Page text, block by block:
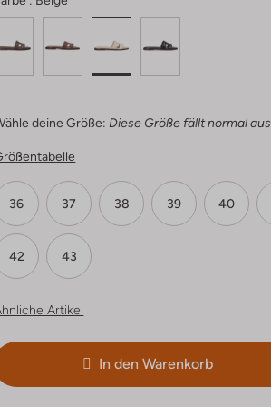
deine Größe: Diese Größe fällt normal aus
36 37 38 39 40
42 43
Artikel
In den Warenkorb